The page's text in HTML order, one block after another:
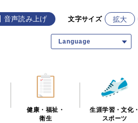
音声読み上げ 文字サイズ 拡大
Language
健康・福祉・
衛生
生涯学習・文化・
スポーツ